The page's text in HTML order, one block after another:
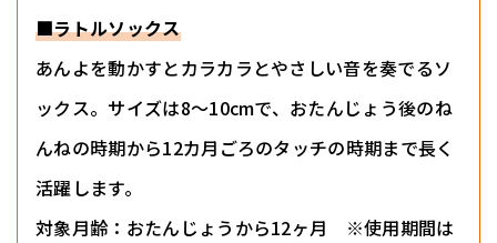
■ラトルソックス
あんよを動かすとカラカラとやさしい音を奏でるソ
ックス。サイズは8〜10cmで、おたんじょう後のね
んねの時期から12カ月ごろのタッチの時期まで長く
活躍します。
対象月齢：おたんじょうから12ヶ月 ※使用期間は